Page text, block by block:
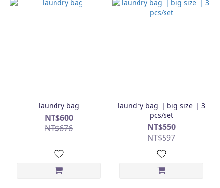
laundry bag
NT$600
NT$676
laundry bag ｜big size ｜3
pcs/set
NT$550
NT$597